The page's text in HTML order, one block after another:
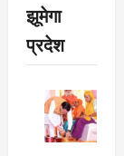
झूमेगा
प्रदेश